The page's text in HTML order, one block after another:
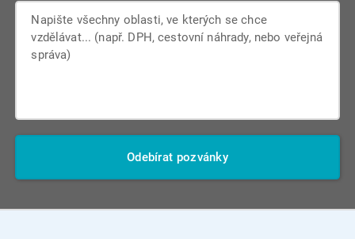
Odebírat pozvánky